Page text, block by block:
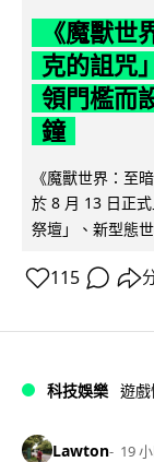
《魔獸世
克的詛咒
領門檻而
鐘
《魔獸世界：至
於 8 月 13 日正
祭壇」、新型態
115
科技娛樂 遊戲
Lawton 19